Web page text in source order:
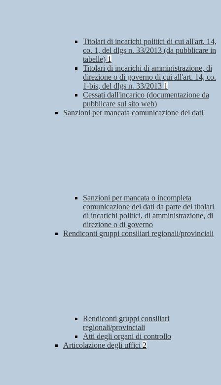
Titolari di incarichi politici di cui all'art. 14,
co. 1, del dlgs n. 33/2013 (da pubblicare in
tabelle) 1
Titolari di incarichi di amministrazione, di
direzione o di governo di cui all'art. 14, co.
1-bis, del dlgs n. 33/2013 1
Cessati dall'incarico (documentazione da
pubblicare sul sito web)
Sanzioni per mancata comunicazione dei dati
Sanzioni per mancata o incompleta
comunicazione dei dati da parte dei titolari
di incarichi politici, di amministrazione, di
direzione o di governo
Rendiconti gruppi consiliari regionali/provinciali
Rendiconti gruppi consiliari
regionali/provinciali
Atti degli organi di controllo
Articolazione degli uffici 2